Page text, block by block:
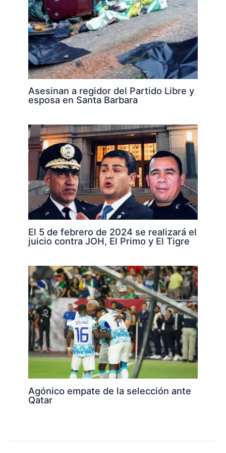
Asesinan a regidor del Partido Libre y
esposa en Santa Barbara
El 5 de febrero de 2024 se realizará el
juicio contra JOH, El Primo y El Tigre
Agónico empate de la selección ante
Qatar